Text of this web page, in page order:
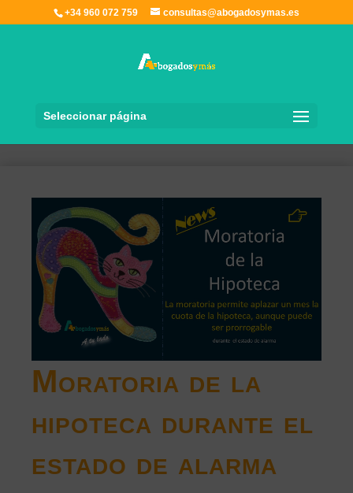
+34 960 072 759 consultas@abogadosymas.es
Seleccionar página
Moratoria de la
hipoteca durante el
estado de alarma